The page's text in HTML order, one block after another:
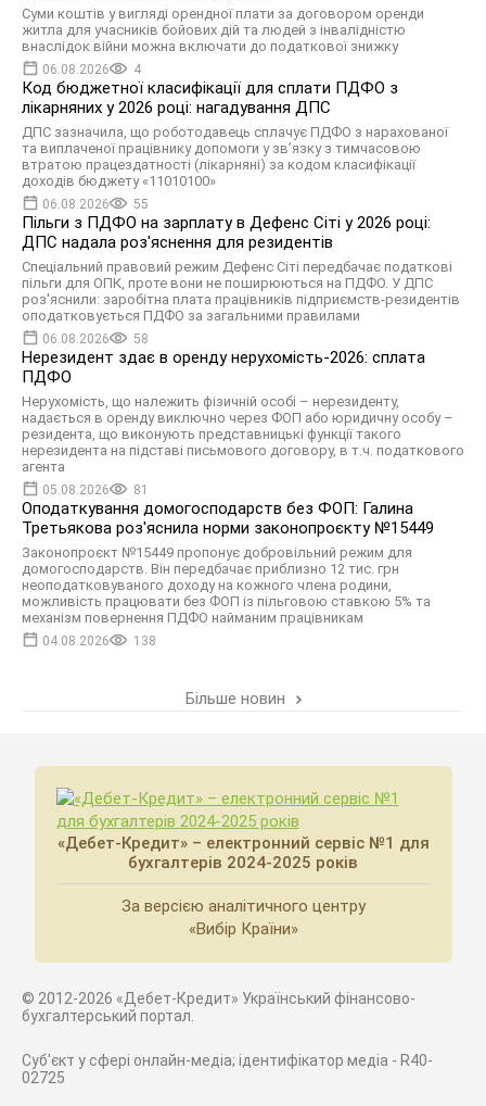
Суми коштів у вигляді орендної плати за договором оренди
житла для учасників бойових дій та людей з інвалідністю
внаслідок війни можна включати до податкової знижку
06.08.2026 4
Код бюджетної класифікації для сплати ПДФО з
лікарняних у 2026 році: нагадування ДПС
ДПС зазначила, що роботодавець сплачує ПДФО з нарахованої
та виплаченої працівнику допомоги у зв’язку з тимчасовою
втратою працездатності (лікарняні) за кодом класифікації
доходів бюджету «11010100»
06.08.2026 55
Пільги з ПДФО на зарплату в Дефенс Сіті у 2026 році:
ДПС надала роз'яснення для резидентів
Спеціальний правовий режим Дефенс Сіті передбачає податкові
пільги для ОПК, проте вони не поширюються на ПДФО. У ДПС
роз'яснили: заробітна плата працівників підприємств-резидентів
оподатковується ПДФО за загальними правилами
06.08.2026 58
Нерезидент здає в оренду нерухомість-2026: сплата
ПДФО
Нерухомість, що належить фізичній особі – нерезиденту,
надається в оренду виключно через ФОП або юридичну особу –
резидента, що виконують представницькі функції такого
нерезидента на підставі письмового договору, в т.ч. податкового
агента
05.08.2026 81
Оподаткування домогосподарств без ФОП: Галина
Третьякова роз'яснила норми законопроєкту №15449
Законопроєкт №15449 пропонує добровільний режим для
домогосподарств. Він передбачає приблизно 12 тис. грн
неоподатковуваного доходу на кожного члена родини,
можливість працювати без ФОП із пільговою ставкою 5% та
механізм повернення ПДФО найманим працівникам
04.08.2026 138
Більше новин
«Дебет-Кредит» – електронний сервіс №1 для
бухгалтерів 2024-2025 років
За версією аналітичного центру
«Вибір Країни»
© 2012-2026 «Дебет-Кредит» Український фінансово-
бухгалтерський портал.
Суб'єкт у сфері онлайн-медіа; ідентифікатор медіа - R40-
02725